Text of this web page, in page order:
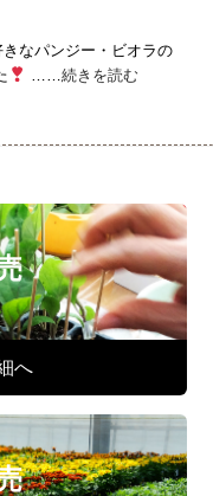
なパンジー・ビオラの
続きを読む
へ